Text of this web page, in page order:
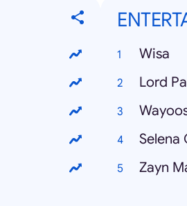
Wisa
Lord
Selena
Zayn